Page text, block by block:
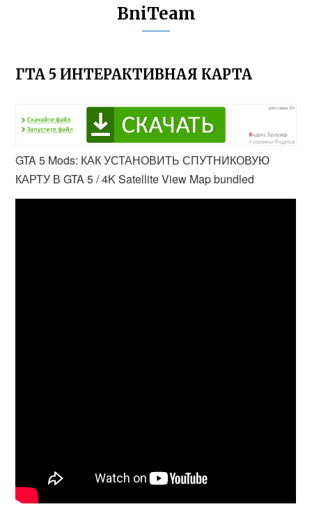
BniTeam
ГТА 5 ИНТЕРАКТИВНАЯ КАРТА
GTA 5 Mods: КАК УСТАНОВИТЬ СПУТНИКОВУЮ
КАРТУ В GTA 5 / 4K Satellite View Map bundled